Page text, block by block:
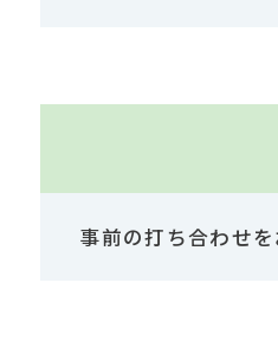
事前の打ち合わせ